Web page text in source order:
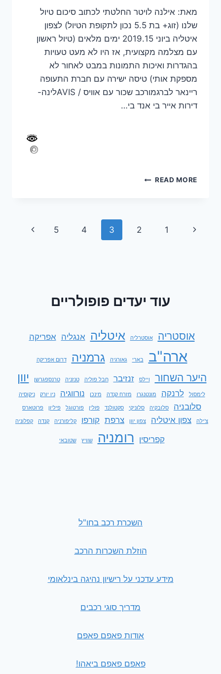
מאת: אילנה לויטר החלטתי לכתוב סיכום טיול
שלנו (זוג+ בת 5.5 נכון לתקופת הטיול) לצפון
איטליה ביוני 2019.15 ימים מלאים (טיול ראשון
עם מצלמה מקצועית, אז היו לא מעט טעויות
בהגדרות ואיכות התמונות במבט לאחור לא
מספקת אותי) טיסה ישירה עם חברת התעופה
ריינאר לברגמורכב שכור עם אוויס / AVISלינה-
דירות אייר בי אנד בי…
READ MOREמסלול
לצפון
Page
Previous
1
2
3
4
5
Next
עוד יעדים פופולריים
אוסטריה אוסטרליה איטליה אנגליה אפריקה
ארה"ב בארי גאורגיה גרמניה דרום אפריקה
היער השחור ויילס זנזיבר חבל פוליה טנזניה טרנספגרשן יוון
לימסול לרנקה מונטנגרו מזרח קנדה מינכן נורווגיה ניו יורק ניקוסיה
סלובניה סלובקיה סלוניקי סקטולנד פולין פורטוגל פיליון פרוטארס
צ'ילה צפון איטליה צפון יוון צרפת קורפו קליפורניה קנדה קפלוניה
קפריסין רומניה שוויץ שטובאי
השכרת רכב בחו"ל
הוזלת השכרות הרכב
מידע עדכני על רישיון נהיגה בינלאומי
מדריך סוגי רכבים
אודות פאפם פאפם
פאפם פאפם ביאהו!